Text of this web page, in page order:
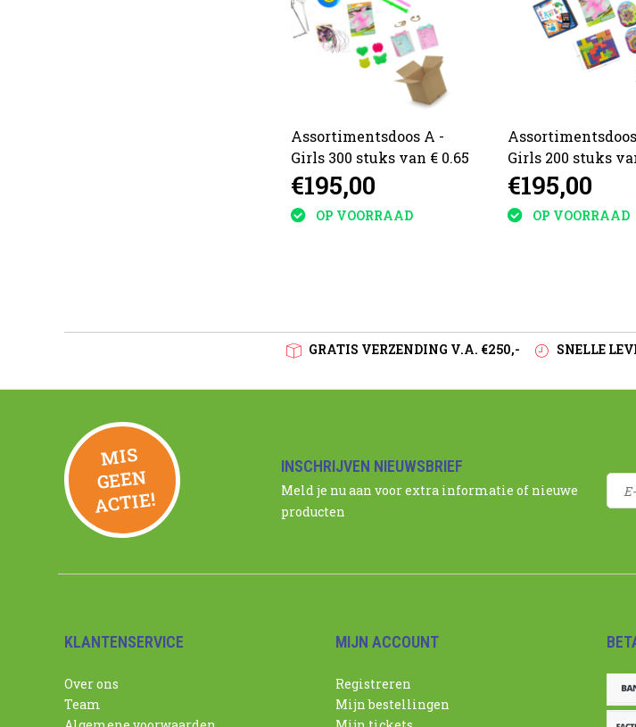
Assortimentsdoos A -
Girls 300 stuks van € 0.65
€195,00
OP VOORRAAD
Girls 200 stuks
€195,00
OP VOORRAAD
GRATIS VERZENDING V.A. €250,- SNELLE
MIS
GEE
N
ACTIE!
INSCHRIJVEN NIEUWSBRIEF
Meld je nu aan voor extra informatie of nieuwe
producten
KLANTENSERVICE
Over ons
Team
MIJN ACCOUNT
Registreren
Mijn bestellingen